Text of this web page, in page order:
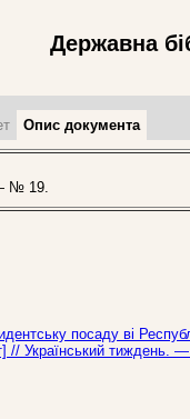
Державна
Опис документа
№ 19.
посаду ві
// Український